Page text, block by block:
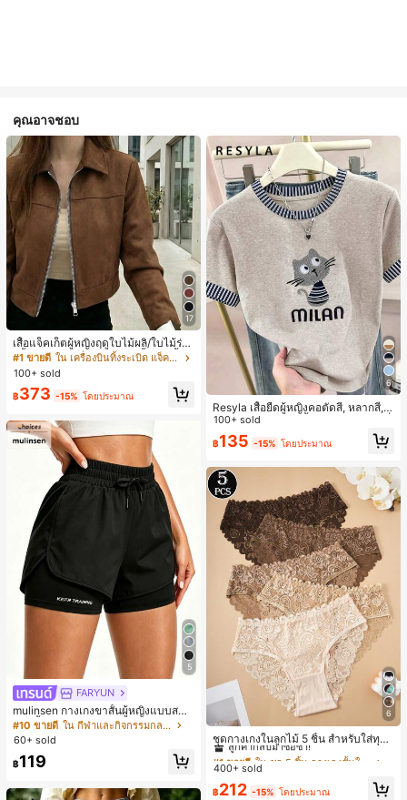
คุณอาจชอบ
17
เสื้อแจ็คเก็ตผู้หญิงฤดูใบไม้ผลิ/ใบไม้ร่วง
สีพื้น หนังเทียม สไตล์ปกคอเสื้อ ซิปขึ้น
แขนยาว สไตล์ลำลอง วิทยาลัย สนามบิ
น เสื้อนอก สีน้ำตาล สไตล์สบายๆ ฤดูใบ
ไม้ร่วง
#1 ขายดี
ใน เครื่องบินทิ้งระเบิด แจ็คเก็ตผู้หญิง
100+ sold
฿373 -15% โดยประมาณ
5
FARYUN
mulinsen กางเกงขาสั้นผู้หญิงแบบสบา
ยๆ สีพื้น หลวม อเนกประสงค์ กางเกงขา
สั้นกีฬา 2-In-1 สำหรับวิ่ง ฟิตเนส และก
#10 ขายดี
ใน กีฬาและกิจกรรมกลางแจ้ง
60+ sold
฿119
6
Resyla เสื้อยืดผู้หญิงคอตัดสี, หลากสี, ล
ายพิมพ์แมวน่ารัก, เสื้อสำหรับออกไปเที่
ยวฤดูร้อน, ดีไซน์กราฟิก, ความรู้สึกพรีเ
มียม, ลำลองอเนกประสงค์, สวมใส่ประ
เสื้อผ้ากลางแจ้ง
100+ sold
฿135 -15% โดยประมาณ
6
ชุดกางเกงในลูกไม้ 5 ชิ้น สำหรับใส่ทุกวั
น
#1 ขายดี
ลูกค้ากลับมาซื้อซ้ำ!
#1 ขายดี
ลูกค้ากลับมาซื้อซ้ำ!
#1 ขายดี
ลูกค้ากลับมาซื้อซ้ำ!
#1 ขายดี
400+ sold
฿212 -15% โดยประมาณ